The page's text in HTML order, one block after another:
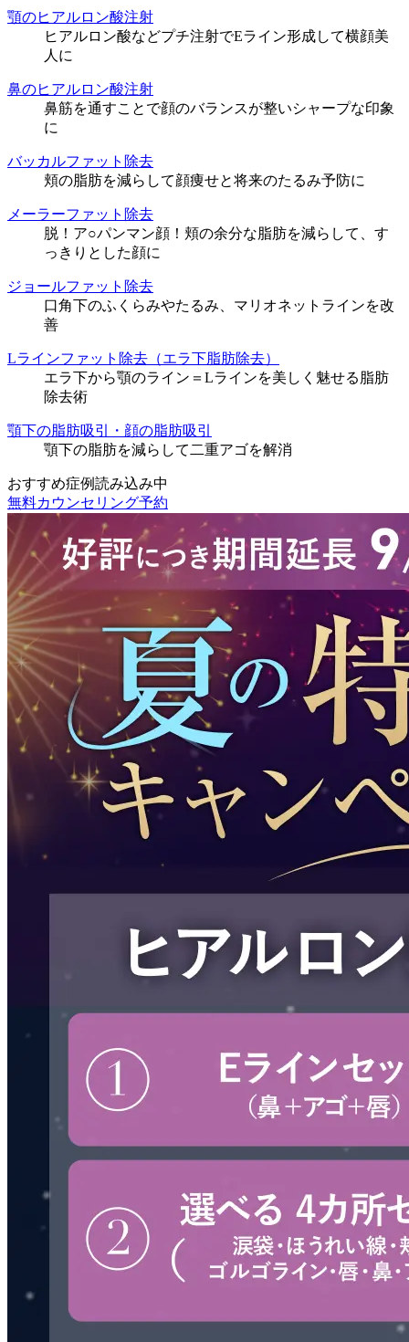
顎のヒアルロン酸注射
ヒアルロン酸などプチ注射でEライン形成して横顔美
人に
鼻のヒアルロン酸注射
鼻筋を通すことで顔のバランスが整いシャープな印象
に
バッカルファット除去
頬の脂肪を減らして顔痩せと将来のたるみ予防に
メーラーファット除去
脱！ア○パンマン顔！頬の余分な脂肪を減らして、す
っきりとした顔に
ジョールファット除去
口角下のふくらみやたるみ、マリオネットラインを改
善
Lラインファット除去（エラ下脂肪除去）
エラ下から顎のライン＝Lラインを美しく魅せる脂肪
除去術
顎下の脂肪吸引・顔の脂肪吸引
顎下の脂肪を減らして二重アゴを解消
おすすめ症例読み込み中
無料カウンセリング予約